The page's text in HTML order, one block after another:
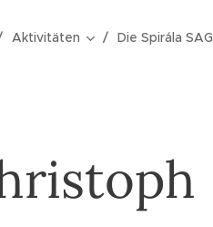
Aktivitäten Die Spirála SAG